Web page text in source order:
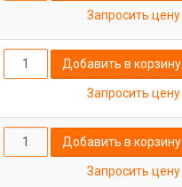
Запросить цену
Добавить в корзину
Запросить цену
Добавить в корзину
Запросить цену